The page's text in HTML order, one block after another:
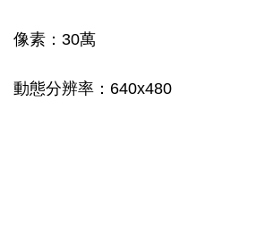
像素：30萬
動態分辨率：640x480